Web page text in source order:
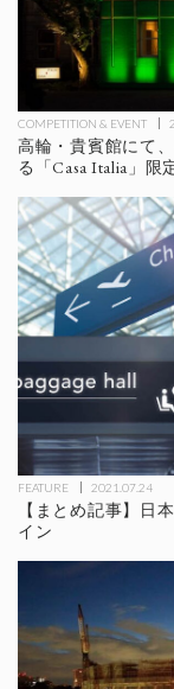
COMPETITION & EVENT
高輪・貴賓館にて
る「Casa Italia」限
FEATURE 2021.07.24
【まとめ記事】日
イン